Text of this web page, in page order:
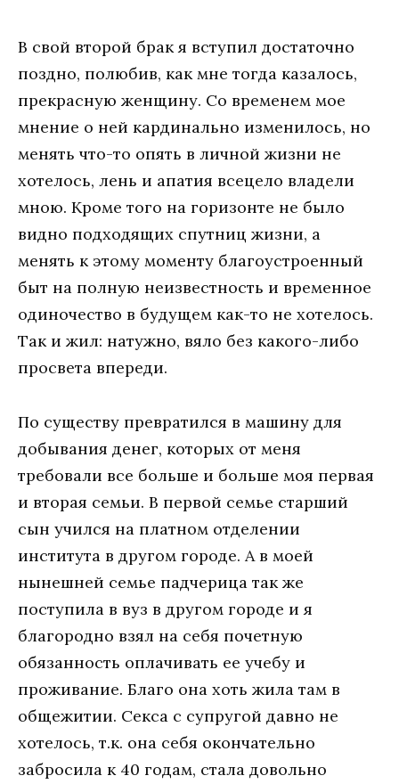
В свой второй брак я вступил достаточно
поздно, полюбив, как мне тогда казалось,
прекрасную женщину. Со временем мое
мнение о ней кардинально изменилось, но
менять что-то опять в личной жизни не
хотелось, лень и апатия всецело владели
мною. Кроме того на горизонте не было
видно подходящих спутниц жизни, а
менять к этому моменту благоустроенный
быт на полную неизвестность и временное
одиночество в будущем как-то не хотелось.
Так и жил: натужно, вяло без какого-либо
просвета впереди.
По существу превратился в машину для
добывания денег, которых от меня
требовали все больше и больше моя первая
и вторая семьи. В первой семье старший
сын учился на платном отделении
института в другом городе. А в моей
нынешней семье падчерица так же
поступила в вуз в другом городе и я
благородно взял на себя почетную
обязанность оплачивать ее учебу и
проживание. Благо она хоть жила там в
общежитии. Секса с супругой давно не
хотелось, т.к. она себя окончательно
забросила к 40 годам, стала довольно